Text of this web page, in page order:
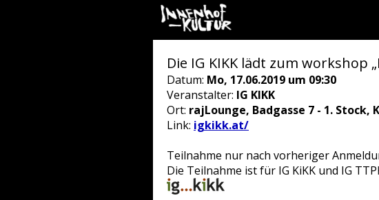
Die IG KIKK lädt zum workshop
Datum: Mo, 17.06.2019 um 09:30
Veranstalter: IG KIKK
Ort: rajLounge, Badgasse 7 - 1. Stock,
Link: igkikk.at/
Teilnahme nur nach vorheriger
Die Teilnahme ist für IG KiKK und IG